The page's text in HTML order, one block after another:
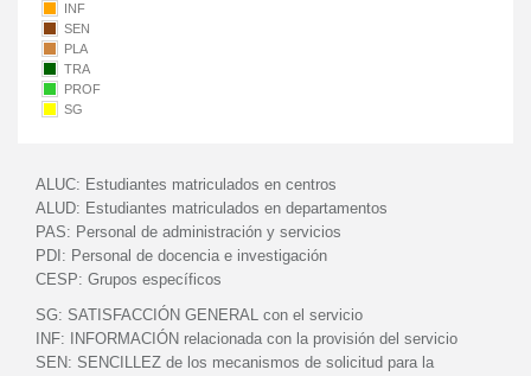
INF
SEN
PLA
TRA
PROF
SG
ALUC: Estudiantes matriculados en centros
ALUD: Estudiantes matriculados en departamentos
PAS: Personal de administración y servicios
PDI: Personal de docencia e investigación
CESP: Grupos específicos
SG: SATISFACCIÓN GENERAL con el servicio
INF:
INFORMACIÓN relacionada con la provisión del servicio
SEN: SENCILLEZ de los mecanismos de solicitud para la